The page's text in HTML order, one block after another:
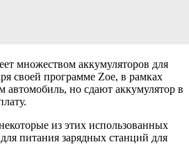
множеством аккумуляторов для
своей программе Zoe, в рамках
автомобиль, но сдают аккумулятор в
из этих использованных
питания зарядных станций для